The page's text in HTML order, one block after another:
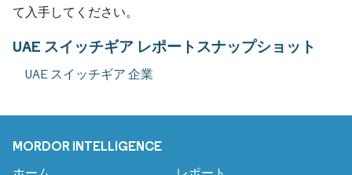
て入手してください。
UAE スイッチギア レポートスナップショット
UAE スイッチギア 企業
MORDOR INTELLIGENCE